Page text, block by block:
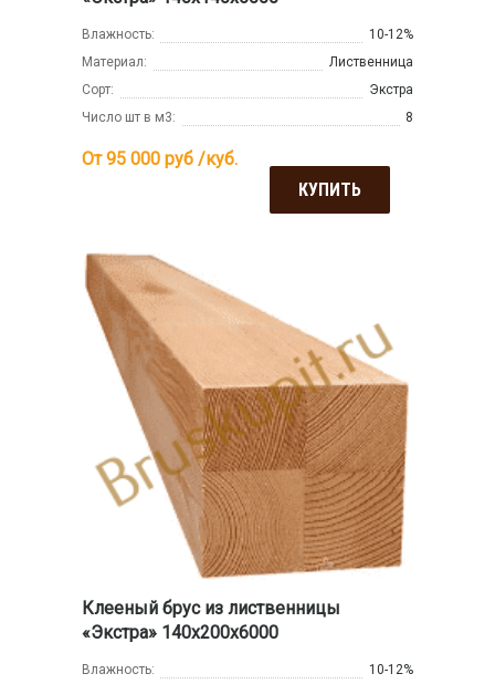
Влажность:
10-12%
Материал:
Лиственница
Сорт:
Экстра
Число шт в м3:
8
От 95 000 руб /куб.
КУПИТЬ
Клееный брус из лиственницы
«Экстра» 140х200х6000
Влажность:
10-12%